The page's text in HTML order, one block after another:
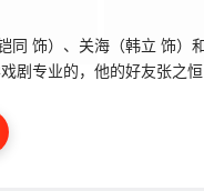
饰）、关海（韩立 饰）和
剧专业的，他的好友张之